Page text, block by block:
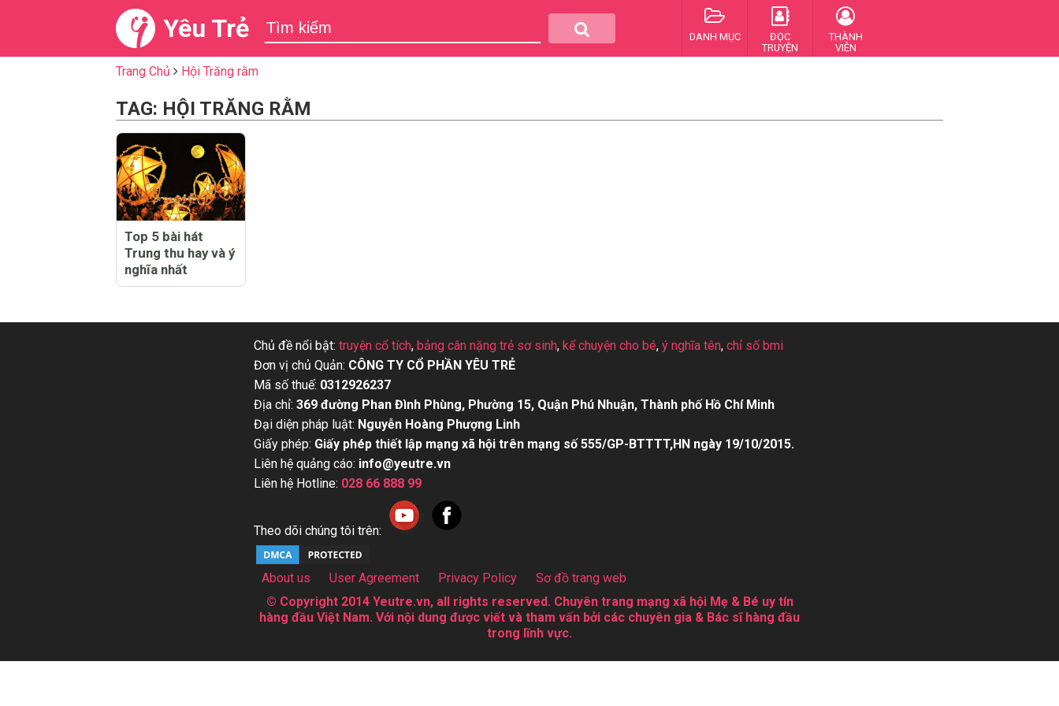
Yêu Trẻ DANH MỤC
ĐỌC
TRUYỆN
THÀNH
VIÊN
Trang Chủ Hội Trăng rằm
TAG: HỘI TRĂNG RẰM
Top 5 bài hát
Trung thu hay và ý
nghĩa nhất
Chủ đề nổi bật: truyện cổ tích, bảng cân nặng trẻ sơ sinh, kể chuyện cho bé, ý nghĩa tên, chỉ số bmi
Đơn vị chủ Quản: CÔNG TY CỔ PHẦN YÊU TRẺ
Mã số thuế: 0312926237
Địa chỉ: 369 đường Phan Đình Phùng, Phường 15, Quận Phú Nhuận, Thành phố Hồ Chí Minh
Đại diện pháp luật: Nguyễn Hoàng Phượng Linh
Giấy phép: Giấy phép thiết lập mạng xã hội trên mạng số 555/GP-BTTTT,HN ngày 19/10/2015.
Liên hệ quảng cáo: info@yeutre.vn
Liên hệ Hotline: 028 66 888 99
Theo dõi chúng tôi trên:
About us User Agreement Privacy Policy
Sơ đồ trang web
© Copyright 2014 Yeutre.vn, all rights reserved. Chuyên trang mạng xã hội Mẹ & Bé uy tín
hàng đầu Việt Nam. Với nội dung được viết và tham vấn bởi các chuyên gia & Bác sĩ hàng đầu
trong lĩnh vực.